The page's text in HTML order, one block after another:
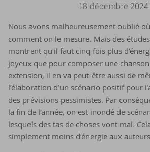
18 décembre 2024
Nous avons malheureusement oublié
comment on le mesure. Mais des
montrent qu’il faut cinq fois plus
joyeux que pour composer une
extension, il en va peut-être aussi de
l’élaboration d’un scénario positif pour
des prévisions pessimistes. Par
la fin de l’année, on est inondé de
lesquels des tas de choses vont mal.
simplement moins d’énergie aux